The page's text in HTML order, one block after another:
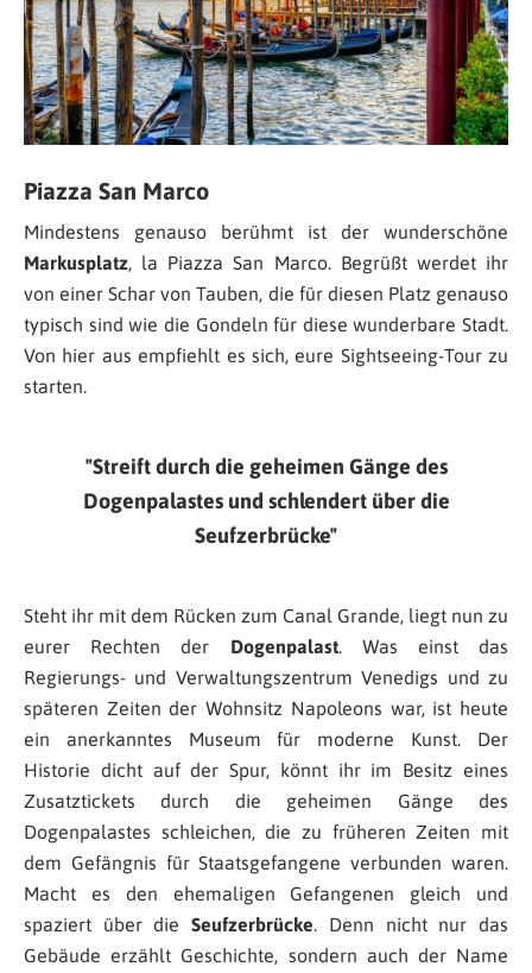
Piazza San Marco
Mindestens genauso berühmt ist der wunderschöne
Markusplatz, la Piazza San Marco. Begrüßt werdet ihr
von einer Schar von Tauben, die für diesen Platz genauso
typisch sind wie die Gondeln für diese wunderbare Stadt.
Von hier aus empfiehlt es sich, eure Sightseeing-Tour zu
starten.
Streift durch die geheimen Gänge des
Dogenpalastes und schlendert über die
Seufzerbrücke
Steht ihr mit dem Rücken zum Canal Grande, liegt nun zu
eurer Rechten der Dogenpalast. Was einst das
Regierungs- und Verwaltungszentrum Venedigs und zu
späteren Zeiten der Wohnsitz Napoleons war, ist heute
ein anerkanntes Museum für moderne Kunst. Der
Historie dicht auf der Spur, könnt ihr im Besitz eines
Zusatztickets durch die geheimen Gänge des
Dogenpalastes schleichen, die zu früheren Zeiten mit
dem Gefängnis für Staatsgefangene verbunden waren.
Macht es den ehemaligen Gefangenen gleich und
spaziert über dieSeufzerbrücke. Denn nicht nur das
Gebäude erzählt Geschichte, sondern auch der Name